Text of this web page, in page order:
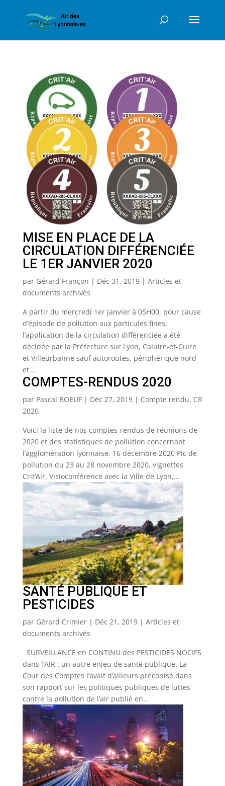
MISE EN PLACE DE LA
CIRCULATION DIFFÉRENCIÉE
LE 1ER JANVIER 2020
par Gérard Françon | Déc 31, 2019| Articles et
documents archivés
A partir du mercredi 1er janvier à 05H00, pour cause
d’épisode de pollution aux particules fines,
l’application de la circulation différenciée a été
décidée par la Préfecture sur Lyon, Caluire-et-Cuire
et Villeurbanne sauf autoroutes, périphérique nord
et...
COMPTES-RENDUS 2020
par Pascal BOEUF| Déc 27, 2019| Compte rendu, CR
2020
Voici la liste de nos comptes-rendus de réunions de
2020 et des statistiques de pollution concernant
l’agglomération lyonnaise. 16 décembre 2020 Pic de
pollution du 23 au 28 novembre 2020, vignettes
Crit’Air, Visioconférence avec la Ville de Lyon,...
SANTÉ PUBLIQUE ET
PESTICIDES
par Gérard Crimier| Déc 21, 2019| Articles et
documents archivés
SURVEILLANCE en CONTINU des PESTICIDES NOCIFS
dans l’AIR : un autre enjeu de santé publique. La
Cour des Comptes l’avait d’ailleurs préconisé dans
son rapport sur les politiques publiques de luttes
contre la pollution de l’air publié en...